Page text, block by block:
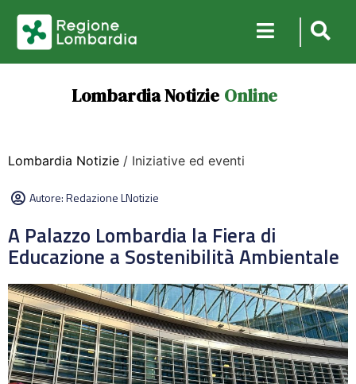
Lombardia Notizie Online
Lombardia Notizie / Iniziative ed eventi
Autore:Redazione LNotizie
A Palazzo Lombardia la Fiera di
Educazione a Sostenibilità Ambientale